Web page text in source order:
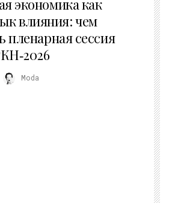
экономика как
влияния: чем
пленарная сессия
Moda